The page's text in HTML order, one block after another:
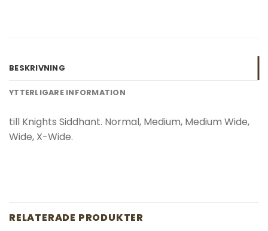
BESKRIVNING
YTTERLIGARE INFORMATION
till Knights Siddhant. Normal, Medium, Medium Wide,
Wide, X-Wide.
RELATERADE PRODUKTER